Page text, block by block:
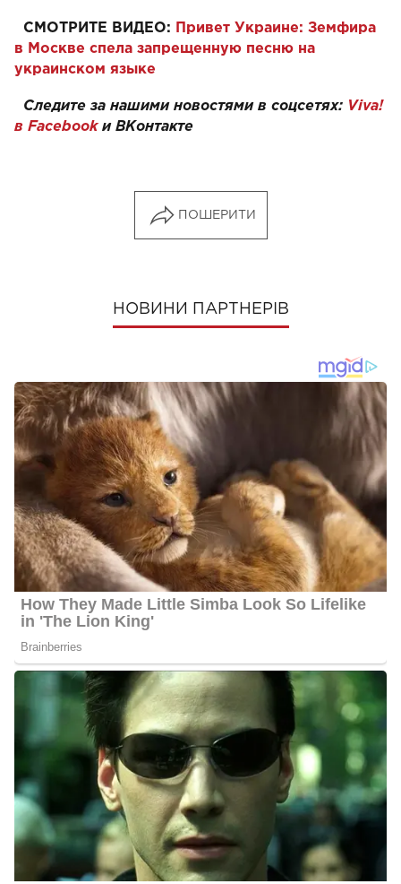
СМОТРИТЕ ВИДЕО:
Привет Украине: Земфира
в Москве спела запрещенную песню на
украинском языке
Следите за нашими новостями в соцсетях: Viva!
в Facebookи ВКонтакте
ПОШЕРИТИ
НОВИНИ ПАРТНЕРІВ